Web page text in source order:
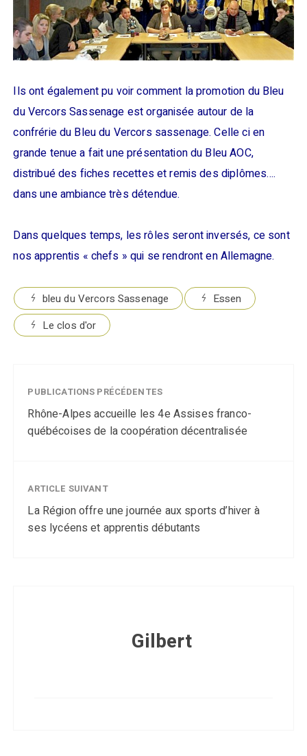
Ils ont également pu voir comment la promotion du Bleu
du Vercors Sassenage est organisée autour de la
confrérie du Bleu du Vercors sassenage. Celle ci en
grande tenue a fait une présentation du Bleu AOC,
distribué des fiches recettes et remis des diplômes….
dans une ambiance très détendue.
Dans quelques temps, les rôles seront inversés, ce sont
nos apprentis « chefs » qui se rendront en Allemagne.
bleu du Vercors Sassenage
Essen
Le clos d'or
PUBLICATIONS PRÉCÉDENTES
Rhône-Alpes accueille les 4e Assises franco-
québécoises de la coopération décentralisée
ARTICLE SUIVANT
La Région offre une journée aux sports d’hiver à
ses lycéens et apprentis débutants
Gilbert